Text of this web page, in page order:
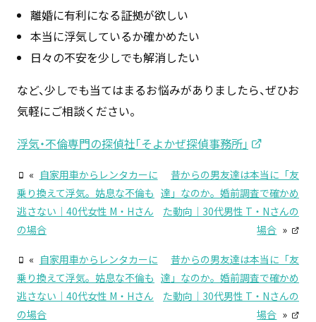
離婚に有利になる証拠が欲しい
本当に浮気しているか確かめたい
日々の不安を少しでも解消したい
など、少しでも当てはまるお悩みがありましたら、ぜひお
気軽にご相談ください。
浮気・不倫専門の探偵社「そよかぜ探偵事務所」
« 自家用車からレンタカーに
乗り換えて浮気。姑息な不倫も
逃さない｜40代女性 M・Hさん
の場合
昔からの男友達は本当に「友
達」なのか。婚前調査で確かめ
た動向｜30代男性 T・Nさんの
場合 »
« 自家用車からレンタカーに
乗り換えて浮気。姑息な不倫も
逃さない｜40代女性 M・Hさん
の場合
昔からの男友達は本当に「友
達」なのか。婚前調査で確かめ
た動向｜30代男性 T・Nさんの
場合 »